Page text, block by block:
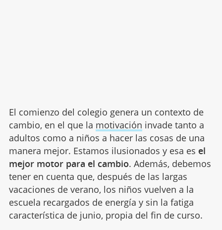
El comienzo del colegio genera un contexto de
cambio, en el que la motivación invade tanto a
adultos como a niños a hacer las cosas de una
manera mejor. Estamos ilusionados y esa es el
mejor motor para el cambio. Además, debemos
tener en cuenta que, después de las largas
vacaciones de verano, los niños vuelven a la
escuela recargados de energía y sin la fatiga
característica de junio, propia del fin de curso.